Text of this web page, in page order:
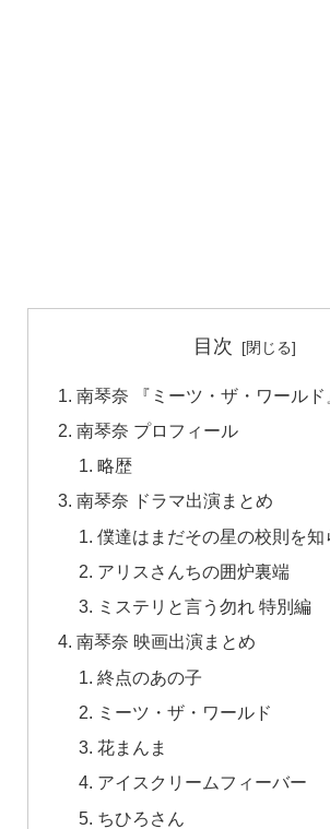
目次
南琴奈 『ミーツ・ザ・ワール
南琴奈 プロフィール
略歴
南琴奈 ドラマ出演まとめ
僕達はまだその星の校則を知
アリスさんちの囲炉裏端
ミステリと言う勿れ 特別編
南琴奈 映画出演まとめ
終点のあの子
ミーツ・ザ・ワールド
花まんま
アイスクリームフィーバー
ちひろさん